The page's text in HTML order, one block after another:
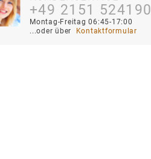
+49 2151 524190
Montag-Freitag 06:45-17:00
...oder über
Kontaktformular